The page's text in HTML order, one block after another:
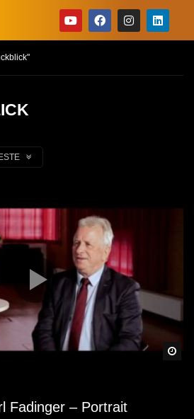
Fadinger – Portrait